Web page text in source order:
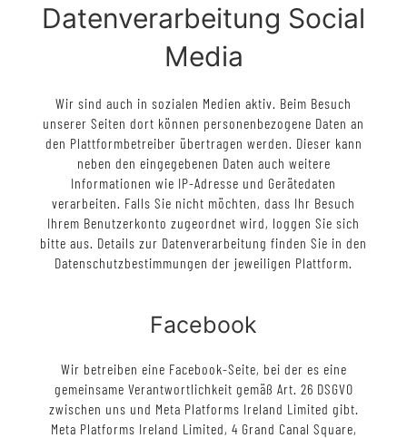
Datenverarbeitung Social
Media
Wir sind auch in sozialen Medien aktiv. Beim Besuch
unserer Seiten dort können personenbezogene Daten an
den Plattformbetreiber übertragen werden. Dieser kann
neben den eingegebenen Daten auch weitere
Informationen wie IP-Adresse und Gerätedaten
verarbeiten. Falls Sie nicht möchten, dass Ihr Besuch
Ihrem Benutzerkonto zugeordnet wird, loggen Sie sich
bitte aus. Details zur Datenverarbeitung finden Sie in den
Datenschutzbestimmungen der jeweiligen Plattform.
Facebook
Wir betreiben eine Facebook-Seite, bei der es eine
gemeinsame Verantwortlichkeit gemäß Art. 26 DSGVO
zwischen uns und Meta Platforms Ireland Limited gibt.
Meta Platforms Ireland Limited, 4 Grand Canal Square,